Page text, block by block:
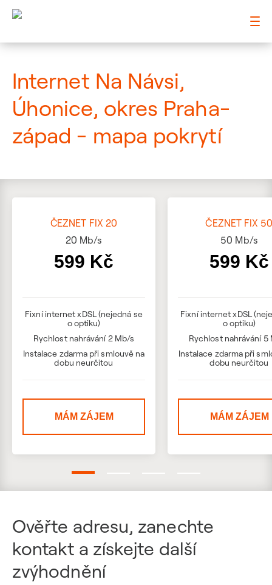
Internet Na Návsi,
Úhonice, okres Praha-
západ - mapa pokrytí
ČEZNET FIX 20
20 Mb/s
599 Kč
Fixní internet xDSL (nejedná se
o optiku)
Rychlost nahrávání 2 Mb/s
Instalace zdarma při smlouvě na
dobu neurčitou
MÁM ZÁJEM
ČEZNET FIX
50 Mb/s
599 Kč
Fixní internet xDSL
o optiku)
Rychlost nahrávání 5
Instalace zdarma při
dobu neurčitou
MÁM ZÁJEM
Ověřte adresu, zanechte
kontakt a získejte další
zvýhodnění
: Mapa pokrytí ulice